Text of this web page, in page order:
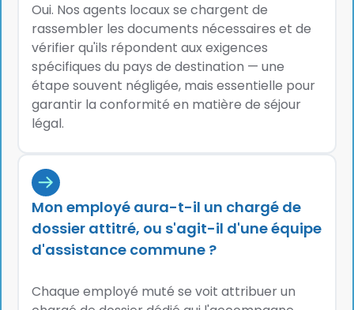
Oui. Nos agents locaux se chargent de
rassembler les documents nécessaires et de
vérifier qu'ils répondent aux exigences
spécifiques du pays de destination — une
étape souvent négligée, mais essentielle pour
garantir la conformité en matière de séjour
légal.
Mon employé aura-t-il un chargé de
dossier attitré, ou s'agit-il d'une équipe
d'assistance commune ?
Chaque employé muté se voit attribuer un